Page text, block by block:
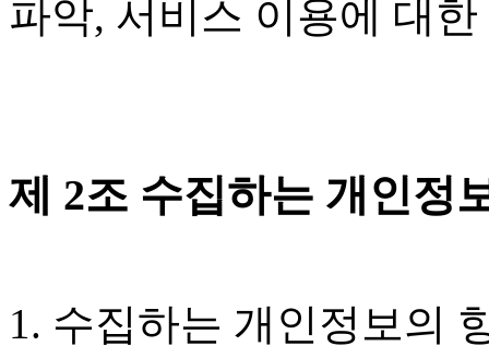
파악, 서비스 이용에 대
제 2조 수집하는 개인정
1. 수집하는 개인정보의